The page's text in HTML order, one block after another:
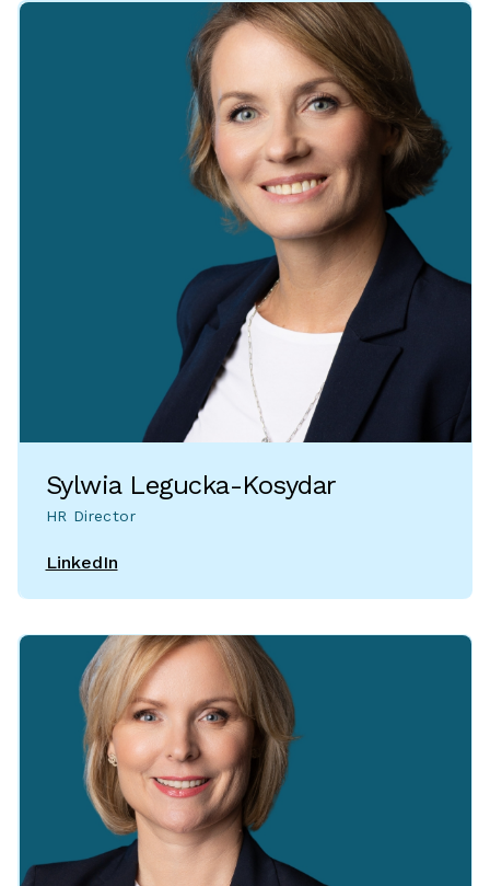
Sylwia Legucka-Kosydar
HR Director
LinkedIn